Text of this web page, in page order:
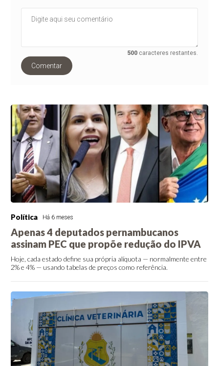
500 caracteres restantes.
Comentar
Política Há 6 meses
Apenas 4 deputados pernambucanos
assinam PEC que propõe redução do IPVA
Hoje, cada estado define sua própria alíquota — normalmente entre
2% e 4% — usando tabelas de preços como referência.